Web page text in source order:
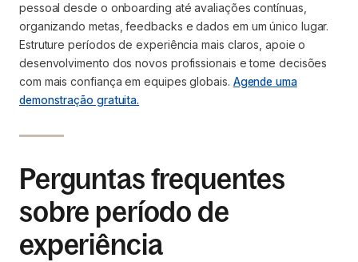
pessoal desde o onboarding até avaliações contínuas,
organizando metas, feedbacks e dados em um único lugar.
Estruture períodos de experiência mais claros, apoie o
desenvolvimento dos novos profissionais e tome decisões
com mais confiança em equipes globais. Agende uma
demonstração gratuita.
Perguntas frequentes
sobre período de
experiência